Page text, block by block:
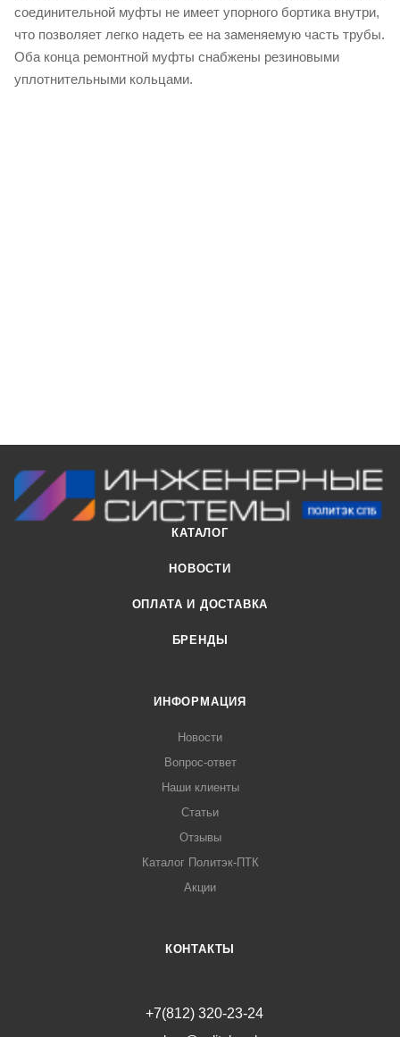
соединительной муфты не имеет упорного бортика внутри,
что позволяет легко надеть ее на заменяемую часть трубы.
Оба конца ремонтной муфты снабжены резиновыми
уплотнительными кольцами.
КАТАЛОГ
НОВОСТИ
ОПЛАТА И ДОСТАВКА
БРЕНДЫ
ИНФОРМАЦИЯ
Новости
Вопрос-ответ
Наши клиенты
Статьи
Отзывы
Каталог Политэк-ПТК
Акции
КОНТАКТЫ
+7(812) 320-23-24